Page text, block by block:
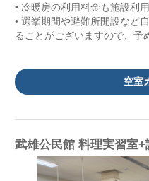
• 冷暖房の利用料金も施設利
• 選挙期間や避難所開設など
ることがございますので、予
空室
武雄公民館 料理実習室+